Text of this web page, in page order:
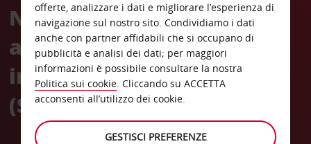
AvisNoleggio auto
all'Aeroporto
internazionale di Stord
(SRP)
offerte, analizzare i dati e migliorare l’esperienza di
navigazione sul nostro sito. Condividiamo i dati
anche con partner affidabili che si occupano di
pubblicità e analisi dei dati; per maggiori
informazioni è possibile consultare la nostra
Politica sui cookie. Cliccando su ACCETTA
acconsenti all’utilizzo dei cookie.
GESTISCI PREFERENZE